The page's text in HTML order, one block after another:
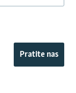
Pratite nas